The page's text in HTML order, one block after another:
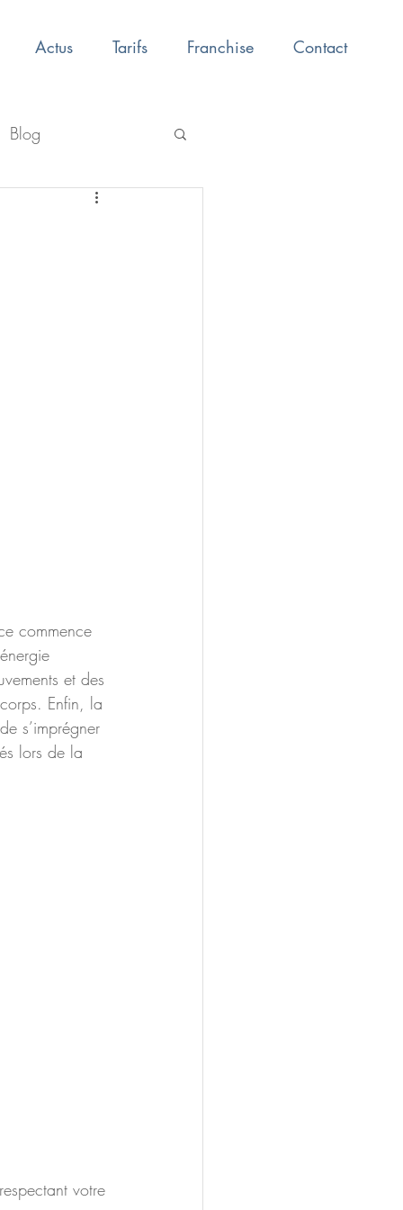
Actus Tarifs Franchise Contact
Blog
commence
et des
Enfin, la
s’imprégner
lors de la
votre